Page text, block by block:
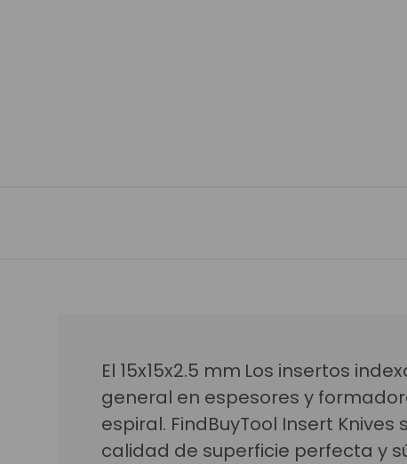
El 15x15x2.5 mm Los insertos
general en espesores y
espiral. FindBuyTool Insert
calidad de superficie perfecta y